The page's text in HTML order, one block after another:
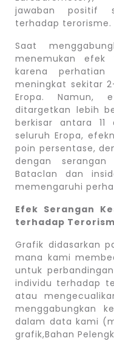
jawaban positif
terhadap terorisme.
Saat
menemukan efek
karena
meningkat sekitar
Eropa. Namun,
ditargetkan lebih
berkisar antara
seluruh Eropa,
poin persentase,
dengan
Bataclan dan
memengaruhi
Efek Serangan
terhadap
Grafik didasarkan
mana kami
untuk
individu terhadap
atau
menggabungkan
dalam data kami
grafik,Bahan